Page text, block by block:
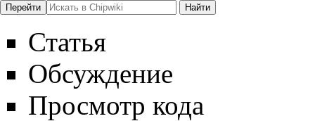
Статья
Обсуждение
Просмотр кода